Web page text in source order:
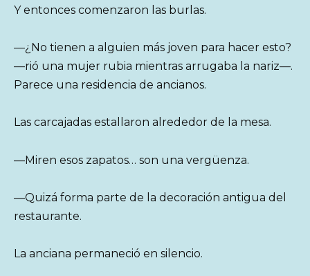
Y entonces comenzaron las burlas.
—¿No tienen a alguien más joven para hacer esto?
—rió una mujer rubia mientras arrugaba la nariz—.
Parece una residencia de ancianos.
Las carcajadas estallaron alrededor de la mesa.
—Miren esos zapatos… son una vergüenza.
—Quizá forma parte de la decoración antigua del
restaurante.
La anciana permaneció en silencio.